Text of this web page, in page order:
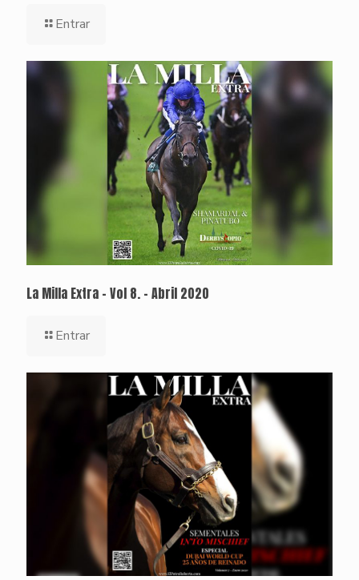
Entrar
La Milla Extra – Vol 8. – Abril 2020
Entrar